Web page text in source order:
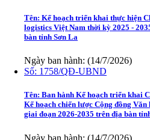
Tên: Kế hoạch triển khai thực hiện
logistics Việt Nam thời kỳ 2025 -
bàn tỉnh Sơn La
Ngày ban hành: (14/7/2026)
Số: 1758/QĐ-UBND
Tên: Ban hành Kế hoạch triển khai
Kế hoạch chiến lược Cộng đồng
giai đoạn 2026-2035 trên địa bàn
Ngày ban hành: (14/7/2026)